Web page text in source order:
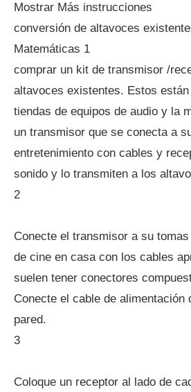
Mostrar Más instrucciones
conversión de altavoces
Matemáticas 1
comprar un kit de transmisor /
altavoces existentes. Estos
tiendas de equipos de audio y la
un transmisor que se conecta a
entretenimiento con cables y
sonido y lo transmiten a los
2
Conecte el transmisor a su
de cine en casa con los cables
suelen tener conectores
Conecte el cable de alimentación
pared.
3
Coloque un receptor al lado de